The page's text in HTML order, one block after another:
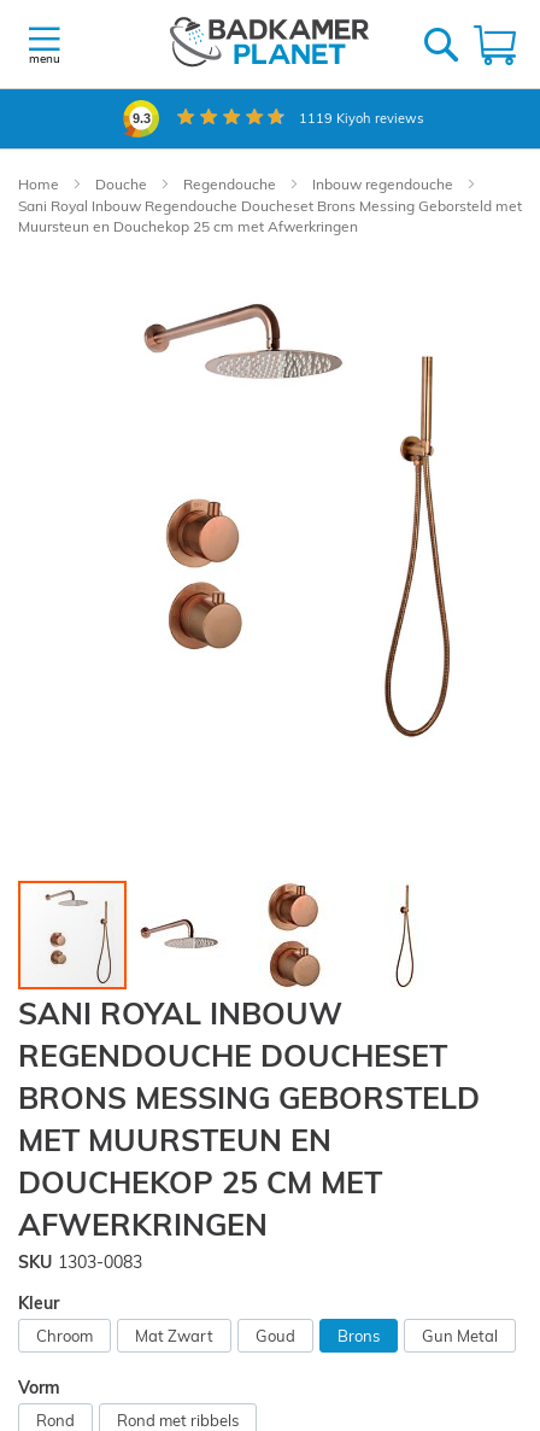
naar
de
menu
9.3 1119 Kiyoh reviews
Home Douche Regendouche
Inbouw regendouche
Sani Royal Inbouw Regendouche Doucheset Brons Messing Geborsteld met
Muursteun en Douchekop 25 cm met Afwerkringen
Ga
naar
het
begin
van
de
afbeeldingen-
SANI ROYAL INBOUW
REGENDOUCHE DOUCHESET
BRONS MESSING GEBORSTELD
MET MUURSTEUN EN
DOUCHEKOP 25 CM MET
AFWERKRINGEN
SKU 1303-0083
Kleur
Chroom Mat Zwart Goud Brons Gun Metal
Vorm
Rond Rond met ribbels